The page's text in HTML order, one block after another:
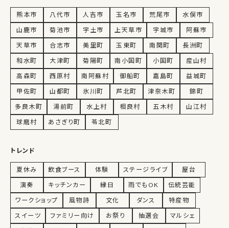
熊本市 八代市 人吉市 玉名市 荒尾市
水俣市
山鹿市
菊池市 宇土市 上天草市 宇城市
阿蘇市
天草市
合志市 美里町 玉東町 南関町
長洲町
和水町
大津町 菊陽町 南小国町 小国町
産山村
高森町
西原村 南阿蘇村 御船町 嘉島町
益城町
甲佐町
山都町 氷川町 芦北町 津奈木町
錦町
多良木町
湯前町 水上村 相良村 五木村
山江村
球磨村
あさぎり町 苓北町
トレンド
夏休み 飲食ブース 体験 ステージライブ
屋台
演奏
キッチンカー 縁日 雨でもOK
伝統芸能
ワークショップ
風物詩 文化 ダンス
特産物
スイーツ
ファミリー向け お祭り 抽選会
マルシェ